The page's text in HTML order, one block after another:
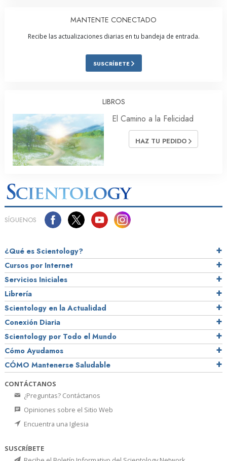
MANTENTE CONECTADO
Recibe las actualizaciones diarias en tu bandeja de entrada.
SUSCRÍBETE
LIBROS
El Camino a la Felicidad
HAZ TU PEDIDO
SÍGUENOS
¿Qué es Scientology?
Cursos por Internet
Servicios Iniciales
Librería
Scientology en la Actualidad
Conexión Diaria
Scientology por Todo el Mundo
Cómo Ayudamos
CÓMO Mantenerse Saludable
CONTÁCTANOS
¿Preguntas? Contáctanos
Opiniones sobre el Sitio Web
Encuentra una Iglesia
SUSCRÍBETE